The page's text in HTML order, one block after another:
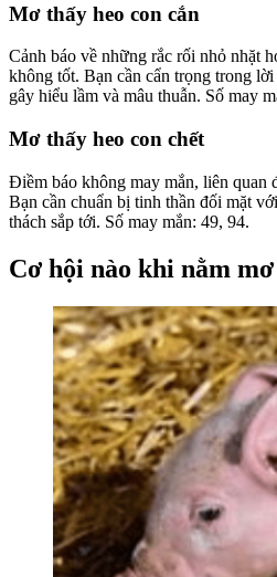
Mơ thấy heo con cắn
Cảnh báo về những rắc rối nhỏ nhặt
không tốt. Bạn cần cẩn trọng trong
gây hiểu lầm và mâu thuẫn. Số may
Mơ thấy heo con chết
Điềm báo không may mắn, liên quan
Bạn cần chuẩn bị tinh thần đối mặt
thách sắp tới. Số may mắn: 49, 94.
Cơ hội nào khi nằm